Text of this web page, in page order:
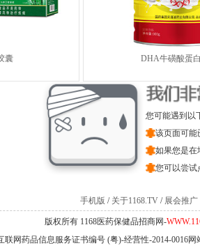
囊 DHA牛磺酸蛋
您可能遇到以
该页面可能
如果您是在
您可以尝试
手机版 / 关于1168.TV / 展会推广
版权所有 1168医药保健品招商网-
联网药品信息服务证书编号 (粤)-经营性-2014-0016